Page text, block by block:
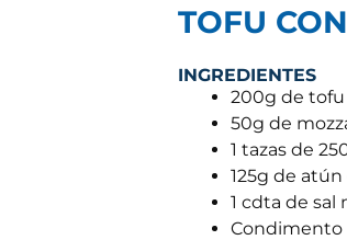
TOFU
INGREDIENTES
200g de tofu
50g de
1 tazas de
125g de
1 cdta de sal
Condimento